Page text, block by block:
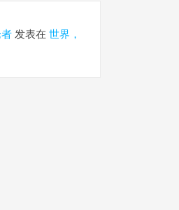
发表在 世界，